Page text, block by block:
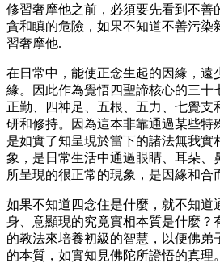
修習奢摩他之前，必須要先看到不善
貪和瞋的危險，如果不知道不善污染
習奢摩他.
在日常中，能使正念生起的因緣，遠
緣。因此作為覺悟四聖諦核心的三十
正勤、四神足、五根、五力、七覺支
研和修持。因為這本非靠通過某些特
是如實了知呈現於當下的諸法無我實
象，是日常生活中通過眼睛、耳朵、
所呈現的很正常的現象，是因緣和合
如果不知道四念住是什麼，就不知道
身、意顯現的究竟實相本質是什麼？
的教法來培養初級的智慧，以便佛弟
的本質，如實知見佛陀所證悟的真理